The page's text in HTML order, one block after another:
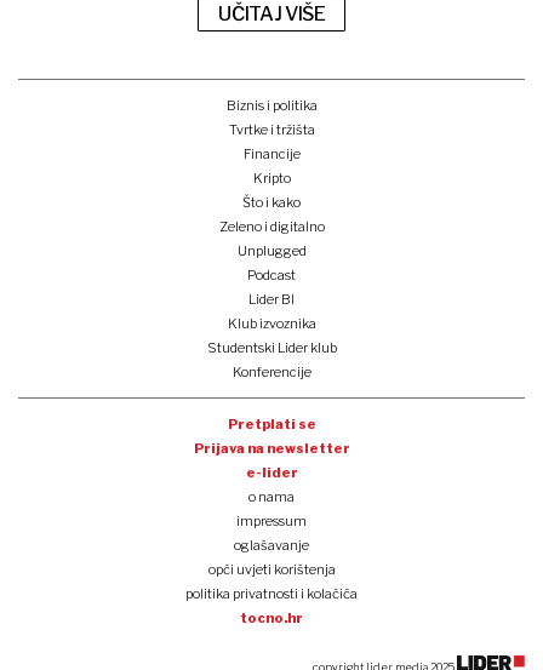
UČITAJ VIŠE
Biznis i politika
Tvrtke i tržišta
Financije
Kripto
Što i kako
Zeleno i digitalno
Unplugged
Podcast
Lider BI
Klub izvoznika
Studentski Lider klub
Konferencije
Pretplati se
Prijava na newsletter
e-lider
o nama
impressum
oglašavanje
opći uvjeti korištenja
politika privatnosti i kolačića
tocno.hr
copyright lider media 2025.